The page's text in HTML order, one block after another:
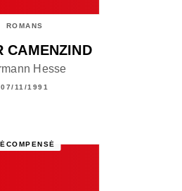
ROMANS
CAMENZIND
Hesse
07/11/1991